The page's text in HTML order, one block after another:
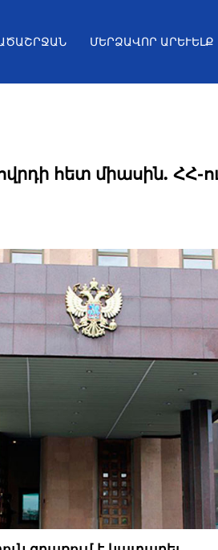
ՄԵՐՁԱՎՈՐ ԱՐԵՒԵԼՔ
հետ միասին. ՀՀ-